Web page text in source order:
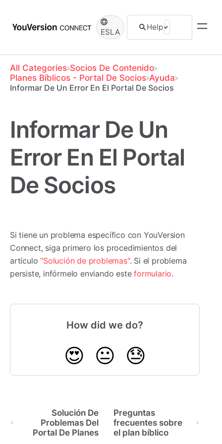
ESLA
All Categories ​Socios De Contenido
​Planes Bíblicos - Portal De Socios ​Ayuda
Informar De Un Error En El Portal De Socios
Informar De Un
Error En El Portal
De Socios
Si tiene un problema específico con YouVersion
Connect, siga primero los procedimientos del
artículo "Solución de problemas". Si el problema
persiste, infórmelo enviando esteformulario.
How did we do?
😍 😐 😓
Solución De
Problemas Del
Portal De Planes
Preguntas
frecuentes sobre
el plan bíblico